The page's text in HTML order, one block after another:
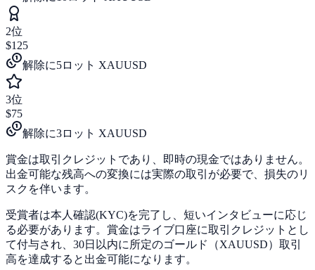
2位
$125
解除に5ロット XAUUSD
3位
$75
解除に3ロット XAUUSD
賞金は取引クレジットであり、即時の現金ではありません。
出金可能な残高への変換には実際の取引が必要で、損失のリ
スクを伴います。
受賞者は本人確認(KYC)を完了し、短いインタビューに応じ
る必要があります。賞金はライブ口座に取引クレジットとし
て付与され、30日以内に所定のゴールド（XAUUSD）取引
高を達成すると出金可能になります。